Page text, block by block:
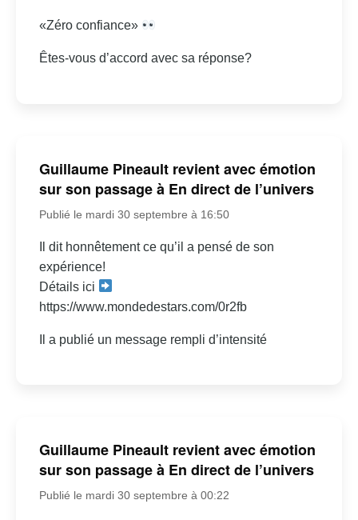
«Zéro confiance»
Êtes-vous d’accord avec sa réponse?
Guillaume Pineault revient avec émotion
sur son passage à En direct de l’univers
Publié le mardi 30 septembre à 16:50
Il dit honnêtement ce qu’il a pensé de son
expérience!
Détails ici
https://www.mondedestars.com/0r2fb
Il a publié un message rempli d’intensité
Guillaume Pineault revient avec émotion
sur son passage à En direct de l’univers
Publié le mardi 30 septembre à 00:22